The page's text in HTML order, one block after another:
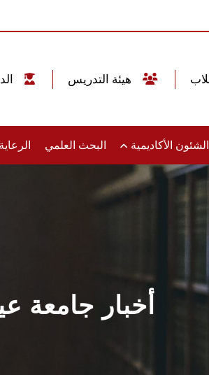
الشئون الأكاديمية البحث العلمي
أخبار